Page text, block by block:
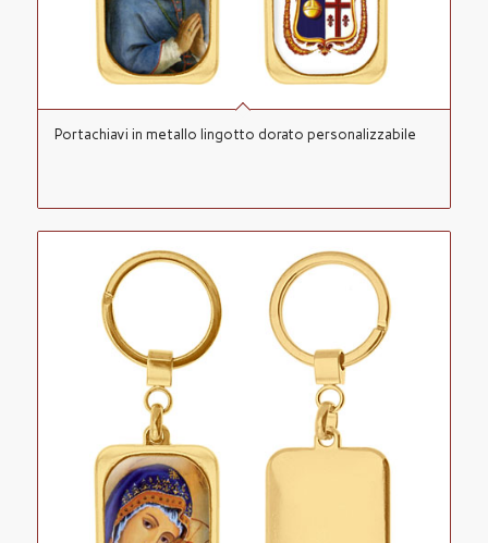
Portachiavi in metallo lingotto dorato personalizzabile